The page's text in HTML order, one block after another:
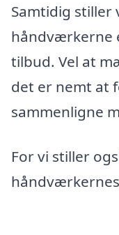
Samtidig stiller
håndværkerne
tilbud. Vel at
det er nemt at
sammenligne
For vi stiller